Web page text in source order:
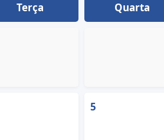
Terça Quarta
5